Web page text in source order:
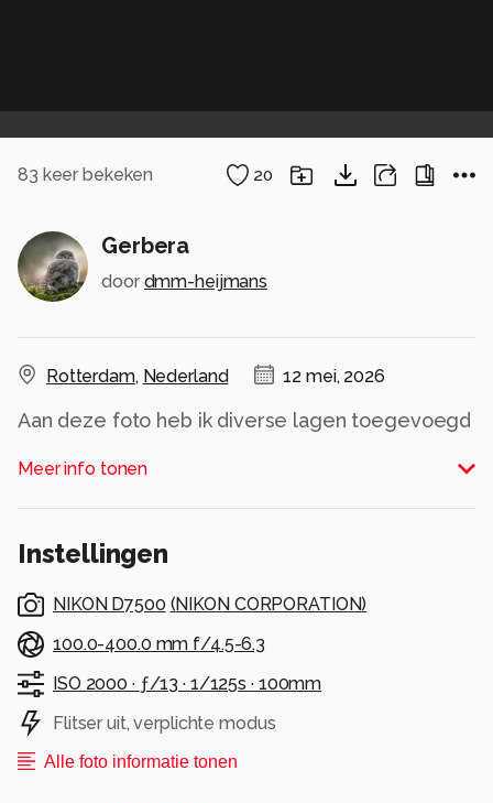
83 keer bekeken 20
Gerbera
door dmm-heijmans
Rotterdam, Nederland 12 mei, 2026
Aan deze foto heb ik diverse lagen toegevoegd
Ben benieuwd wat jullie hiervan vinden
Alle rechten voorbehouden
Meer info tonen
Instellingen
NIKON D7500 (NIKON CORPORATION)
100.0-400.0 mm f/4.5-6.3
ISO 2000 · ƒ/13 · 1/125s · 100mm
Flitser uit, verplichte modus
Alle foto informatie tonen